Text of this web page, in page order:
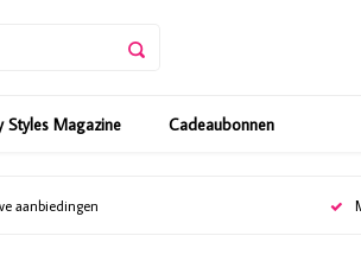
Styles Magazine Cadeaubonnen
aanbiedingen